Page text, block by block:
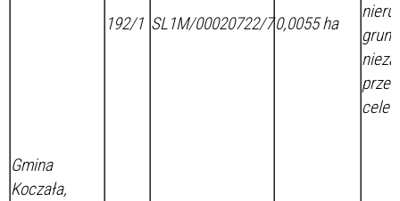
Gmina
Koczała,
192/1 SL1M/00020722/70,0055 ha
cele